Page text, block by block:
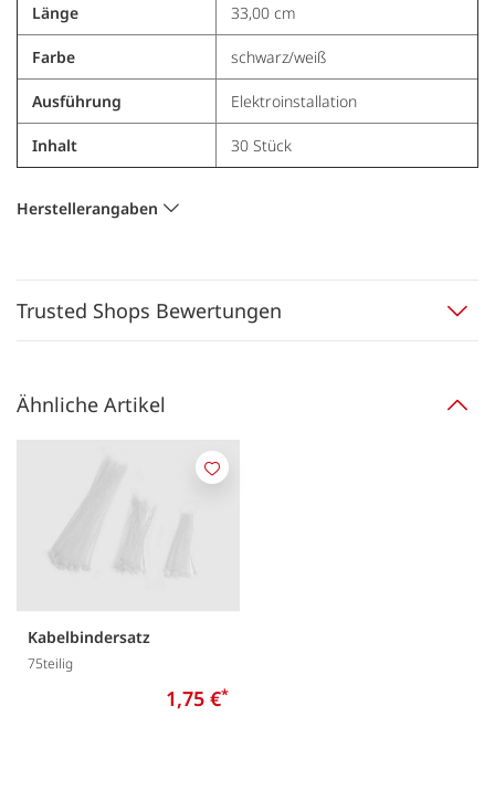
Länge 33,00 cm
Farbe schwarz/weiß
Ausführung Elektroinstallation
Inhalt 30 Stück
Herstellerangaben
Trusted Shops Bewertungen
Ähnliche Artikel
Kabelbindersatz
75teilig
1,75 €*
Merken